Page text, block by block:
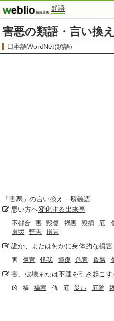
類語
害悪の類語・言い換
日本語WordNet(類語)
「害悪 」の言い換え・類義語
悪い方へ変化する出来事
不都合 害 毀傷 禍害 毀損 厄
損壊
弊害 損害
誰か、または何かに身体的な損害
害 傷害 怪我 損傷 危害 負傷
害、 破壊または不運を引き起こす
凶 禍 禍害 仇 厄 災い 厄難